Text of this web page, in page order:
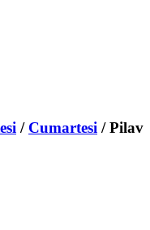
/ Cumartesi / Pilav